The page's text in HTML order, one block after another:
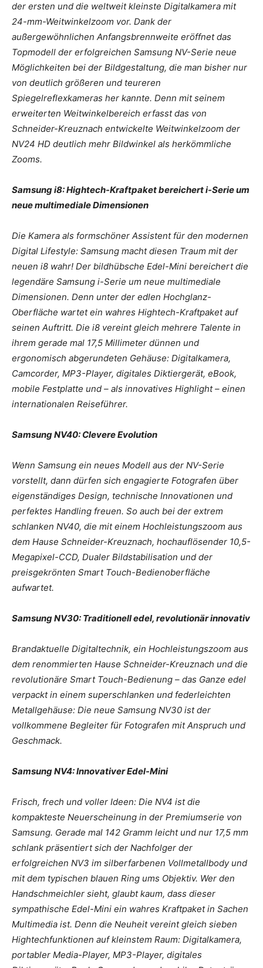
der ersten und die weltweit kleinste Digitalkamera mit
24-mm-Weitwinkelzoom vor. Dank der
außergewöhnlichen Anfangsbrennweite eröffnet das
Topmodell der erfolgreichen Samsung NV-Serie neue
Möglichkeiten bei der Bildgestaltung, die man bisher nur
von deutlich größeren und teureren
Spiegelreflexkameras her kannte. Denn mit seinem
erweiterten Weitwinkelbereich erfasst das von
Schneider-Kreuznach entwickelte Weitwinkelzoom der
NV24 HD deutlich mehr Bildwinkel als herkömmliche
Zooms.
Samsung i8: Hightech-Kraftpaket bereichert i-Serie um
neue multimediale Dimensionen
Die Kamera als formschöner Assistent für den modernen
Digital Lifestyle: Samsung macht diesen Traum mit der
neuen i8 wahr! Der bildhübsche Edel-Mini bereichert die
legendäre Samsung i-Serie um neue multimediale
Dimensionen. Denn unter der edlen Hochglanz-
Oberfläche wartet ein wahres Hightech-Kraftpaket auf
seinen Auftritt. Die i8 vereint gleich mehrere Talente in
ihrem gerade mal 17,5 Millimeter dünnen und
ergonomisch abgerundeten Gehäuse: Digitalkamera,
Camcorder, MP3-Player, digitales Diktiergerät, eBook,
mobile Festplatte und – als innovatives Highlight – einen
internationalen Reiseführer.
Samsung NV40: Clevere Evolution
Wenn Samsung ein neues Modell aus der NV-Serie
vorstellt, dann dürfen sich engagierte Fotografen über
eigenständiges Design, technische Innovationen und
perfektes Handling freuen. So auch bei der extrem
schlanken NV40, die mit einem Hochleistungszoom aus
dem Hause Schneider-Kreuznach, hochauflösender 10,5-
Megapixel-CCD, Dualer Bildstabilisation und der
preisgekrönten Smart Touch-Bedienoberfläche
aufwartet.
Samsung NV30: Traditionell edel, revolutionär innovativ
Brandaktuelle Digitaltechnik, ein Hochleistungszoom aus
dem renommierten Hause Schneider-Kreuznach und die
revolutionäre Smart Touch-Bedienung – das Ganze edel
verpackt in einem superschlanken und federleichten
Metallgehäuse: Die neue Samsung NV30 ist der
vollkommene Begleiter für Fotografen mit Anspruch und
Geschmack.
Samsung NV4: Innovativer Edel-Mini
Frisch, frech und voller Ideen: Die NV4 ist die
kompakteste Neuerscheinung in der Premiumserie von
Samsung. Gerade mal 142 Gramm leicht und nur 17,5 mm
schlank präsentiert sich der Nachfolger der
erfolgreichen NV3 im silberfarbenen Vollmetallbody und
mit dem typischen blauen Ring ums Objektiv. Wer den
Handschmeichler sieht, glaubt kaum, dass dieser
sympathische Edel-Mini ein wahres Kraftpaket in Sachen
Multimedia ist. Denn die Neuheit vereint gleich sieben
Hightechfunktionen auf kleinstem Raum: Digitalkamera,
portabler Media-Player, MP3-Player, digitales